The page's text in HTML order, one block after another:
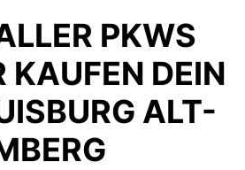
PKWS
KAUFEN DEIN
ALT-